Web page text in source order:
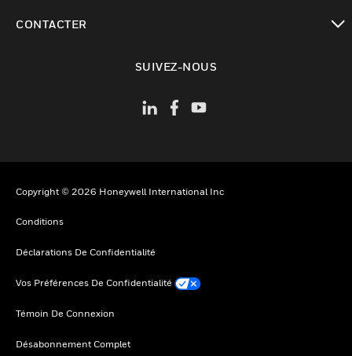
CONTACTER
SUIVEZ-NOUS
Copyright © 2026 Honeywell International Inc
Conditions
Déclarations De Confidentialité
Vos Préférences De Confidentialité
Témoin De Connexion
Désabonnement Complet